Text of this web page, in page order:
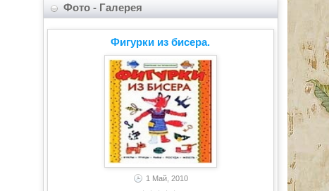
Фото - Галерея
Фигурки из бисера.
1 Май, 2010